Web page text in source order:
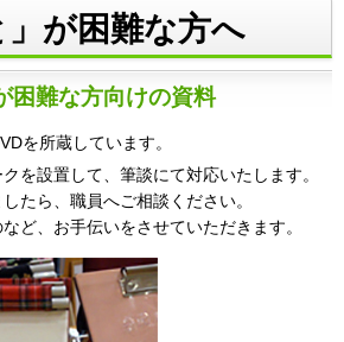
」が困難な方へ
困難な方向けの資料
を所蔵しています。
を設置して、筆談にて対応いたします。
たら、職員へご相談ください。
ど、お手伝いをさせていただきます。